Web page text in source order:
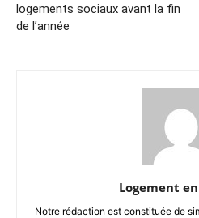
logements sociaux avant la fin
de l’année
Logement
Notre rédaction est constituée de